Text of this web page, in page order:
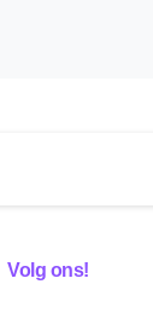
Volg ons!